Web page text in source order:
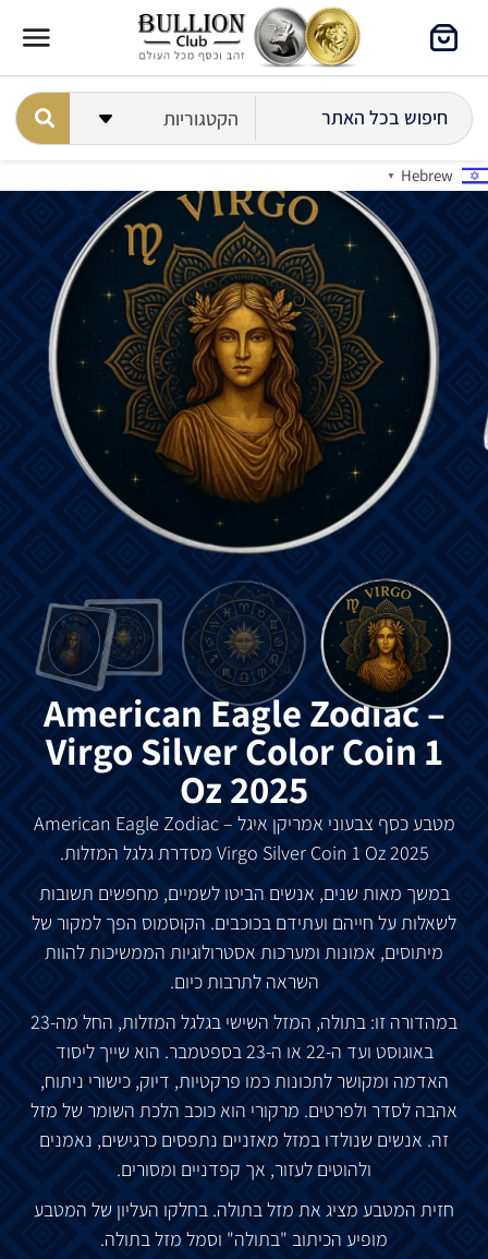
Hebrew
▼
American Eagle Zodiac –
Virgo Silver Color Coin 1
Oz 2025
מטבע כסף צבעוני אמריקן איגל American Eagle Zodiac –
Virgo Silver Coin 1 Oz 2025 מסדרת גלגל המזלות.
במשך מאות שנים, אנשים הביטו לשמיים, מחפשים תשובות
לשאלות על חייהם ועתידם בכוכבים. הקוסמוס הפך למקור של
מיתוסים, אמונות ומערכות אסטרולוגיות הממשיכות להוות
השראה לתרבות כיום.
במהדורה זו: בתולה, המזל השישי בגלגל המזלות, החל מה-23
באוגוסט ועד ה-22 או ה-23 בספטמבר. הוא שייך ליסוד
האדמה ומקושר לתכונות כמו פרקטיות, דיוק, כישורי ניתוח,
אהבה לסדר ולפרטים. מרקורי הוא כוכב הלכת השומר של מזל
זה. אנשים שנולדו במזל מאזניים נתפסים כרגישים, נאמנים
ולהוטים לעזור, אך קפדניים ומסורים.
חזית המטבע מציג את מזל בתולה. בחלקו העליון של המטבע
מופיע הכיתוב "בתולה" וסמל מזל בתולה.